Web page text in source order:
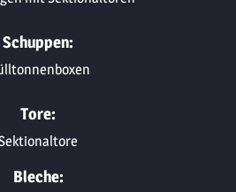
Schuppen:
Tore:
Bleche: